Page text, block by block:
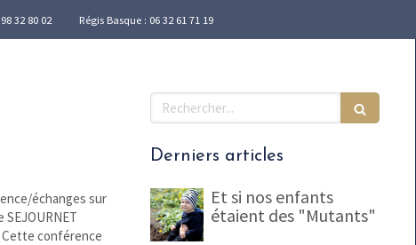
32 80 02 Régis Basque : 06 32 61 71 19
échanges sur
Cette conférence
Rechercher
Derniers articles
Et si nos enfants
étaient des "Mutants"